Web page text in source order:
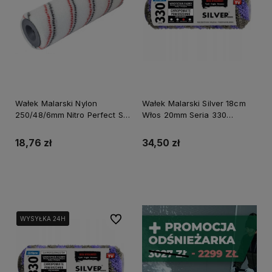
Wałek Malarski Nylon
250/48/6mm Nitro Perfect S-
18,76 zł
Wałek Malarski Silver 18cm
Włos 20mm Seria 330
34,50 zł
WYSYŁKA 24H
WYSYŁKA 24H Do ulubionych